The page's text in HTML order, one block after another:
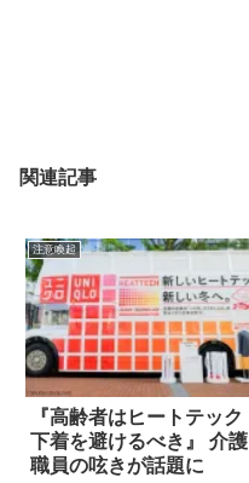
関連記事
注意喚起
『高齢者はヒートテック
下着を避けるべき』 介護
職員の呟きが話題に